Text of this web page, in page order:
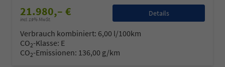
21.980,– €
incl. 19% MwSt.
Details
Verbrauch kombiniert: 6,00 l/100km
CO2-Klasse: E
CO2-Emissionen: 136,00 g/km